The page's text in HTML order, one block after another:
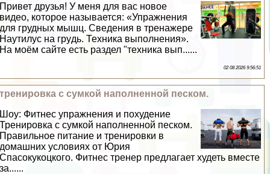
Привет друзья! У меня для вас новое
видео, которое называется: «Упражнения
для грудных мышц. Сведения в тренажере
Наутилус на гpyдь. Техника выполнения».
На моём сайте есть раздел "техника вып......
02 08 2026 9:56:51
тренировка с сумкой наполненной песком.
Шоу: Фитнес упражнения и похудение
Тренировка с сумкой наполненной песком.
Правильное питание и тренировки в
домашних условиях от Юрия
Спасокукоцкого. Фитнес тренер предлагает худеть вместе
за......